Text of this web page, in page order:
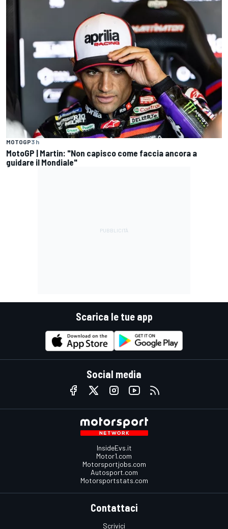
MOTOGP3 h
MotoGP | Martin: "Non capisco come faccia ancora a
guidare il Mondiale"
Scarica le tue app
Social media
InsideEvs.it
Motor1.com
Motorsportjobs.com
Autosport.com
Motorsportstats.com
Contattaci
Scrivici